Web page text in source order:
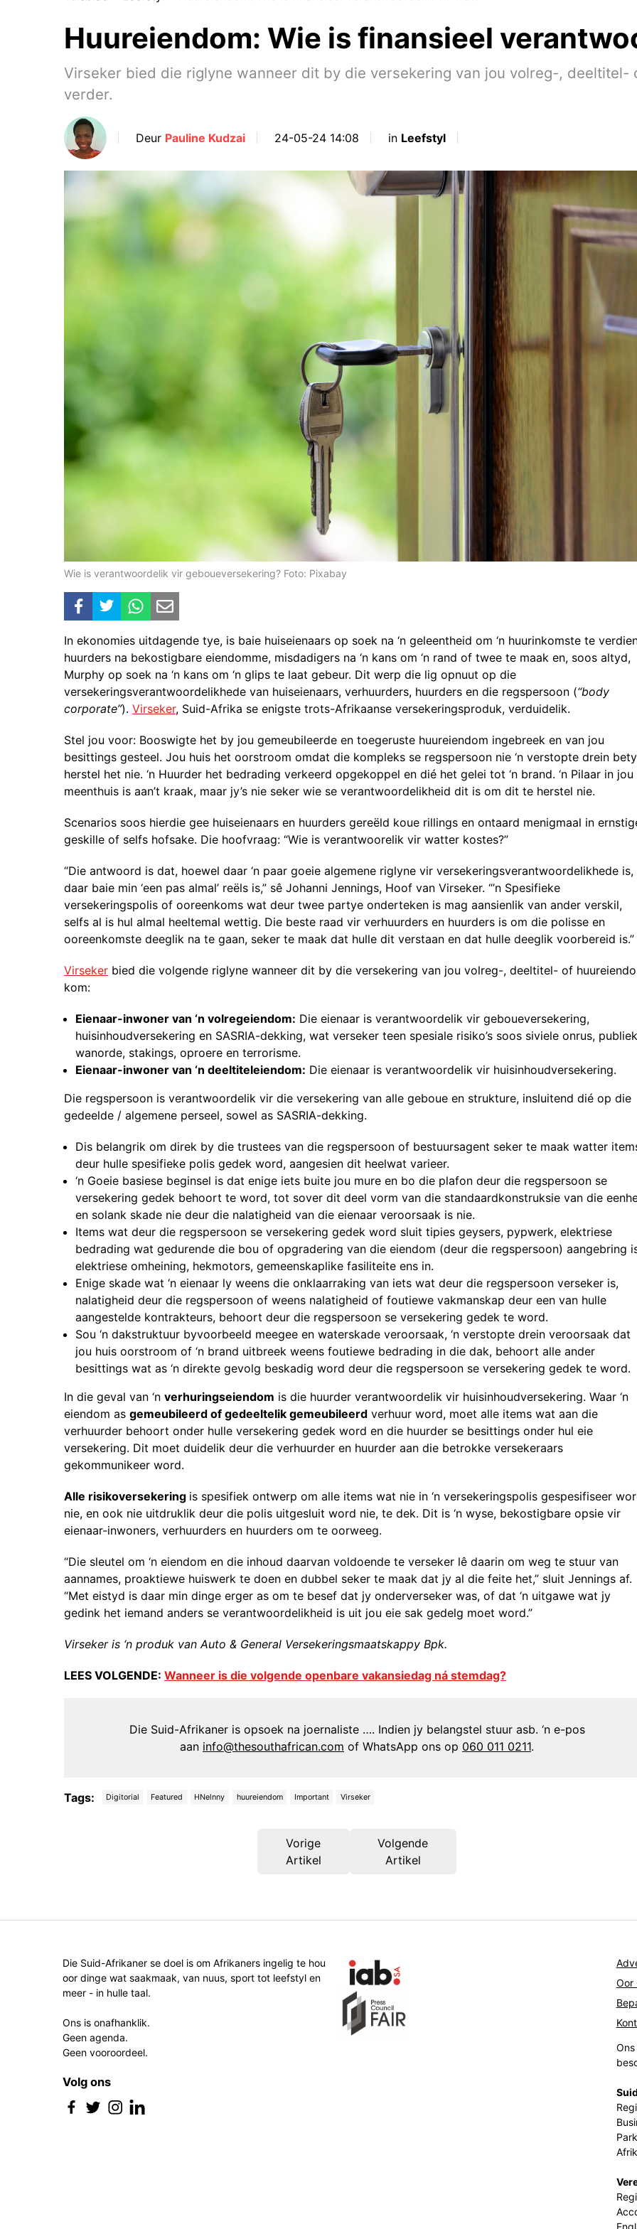
Huureiendom: Wie is finansieel
Virseker bied die riglyne wanneer dit by die versekering van jou volreg-, deeltitel-
verder.
Deur Pauline Kudzai 24-05-24 14:08 in Leefstyl
Wie is verantwoordelik vir geboueversekering? Foto: Pixabay
In ekonomies uitdagende tye, is baie huiseienaars op soek na ‘n geleentheid om ‘n huurinkomste te
huurders na bekostigbare eiendomme, misdadigers na ‘n kans om ‘n rand of twee te maak en, soos altyd,
Murphy op soek na ‘n kans om ‘n glips te laat gebeur. Dit werp die lig opnuut op die
versekeringsverantwoordelikhede van huiseienaars, verhuurders, huurders en die regspersoon (“body
corporate”). Virseker, Suid-Afrika se enigste trots-Afrikaanse versekeringsproduk, verduidelik.
Stel jou voor: Booswigte het by jou gemeubileerde en toegeruste huureiendom ingebreek en van jou
besittings gesteel. Jou huis het oorstroom omdat die kompleks se regspersoon nie ‘n verstopte drein
herstel het nie. ‘n Huurder het bedrading verkeerd opgekoppel en dié het gelei tot ‘n brand. ‘n Pilaar in jou
meenthuis is aan’t kraak, maar jy’s nie seker wie se verantwoordelikheid dit is om dit te herstel nie.
Scenarios soos hierdie gee huiseienaars en huurders gereëld koue rillings en ontaard menigmaal in
geskille of selfs hofsake. Die hoofvraag: “Wie is verantwoorelik vir watter kostes?”
“Die antwoord is dat, hoewel daar ‘n paar goeie algemene riglyne vir versekeringsverantwoordelikhede is,
daar baie min ‘een pas almal’ reëls is,” sê Johanni Jennings, Hoof van Virseker. “’n Spesifieke
versekeringspolis of ooreenkoms wat deur twee partye onderteken is mag aansienlik van ander verskil,
selfs al is hul almal heeltemal wettig. Die beste raad vir verhuurders en huurders is om die polisse en
ooreenkomste deeglik na te gaan, seker te maak dat hulle dit verstaan en dat hulle deeglik voorbereid is.”
Virseker bied die volgende riglyne wanneer dit by die versekering van jou volreg-, deeltitel- of
kom:
Eienaar-inwoner van ‘n volregeiendom: Die eienaar is verantwoordelik vir geboueversekering,
huisinhoudversekering en SASRIA-dekking, wat verseker teen spesiale risiko’s soos siviele onrus,
wanorde, stakings, oproere en terrorisme.
Eienaar-inwoner van ‘n deeltiteleiendom: Die eienaar is verantwoordelik vir huisinhoudversekering.
Die regspersoon is verantwoordelik vir die versekering van alle geboue en strukture, insluitend dié op die
gedeelde / algemene perseel, sowel as SASRIA-dekking.
Dis belangrik om direk by die trustees van die regspersoon of bestuursagent seker te maak watter
deur hulle spesifieke polis gedek word, aangesien dit heelwat varieer.
‘n Goeie basiese beginsel is dat enige iets buite jou mure en bo die plafon deur die regspersoon se
versekering gedek behoort te word, tot sover dit deel vorm van die standaardkonstruksie van die
en solank skade nie deur die nalatigheid van die eienaar veroorsaak is nie.
Items wat deur die regspersoon se versekering gedek word sluit tipies geysers, pypwerk, elektriese
bedrading wat gedurende die bou of opgradering van die eiendom (deur die regspersoon) aangebring
elektriese omheining, hekmotors, gemeenskaplike fasiliteite ens in.
Enige skade wat ‘n eienaar ly weens die onklaarraking van iets wat deur die regspersoon verseker is,
nalatigheid deur die regspersoon of weens nalatigheid of foutiewe vakmanskap deur een van hulle
aangestelde kontrakteurs, behoort deur die regspersoon se versekering gedek te word.
Sou ‘n dakstruktuur byvoorbeeld meegee en waterskade veroorsaak, ‘n verstopte drein veroorsaak dat
jou huis oorstroom of ‘n brand uitbreek weens foutiewe bedrading in die dak, behoort alle ander
besittings wat as ‘n direkte gevolg beskadig word deur die regspersoon se versekering gedek te word.
In die geval van ‘n verhuringseiendom is die huurder verantwoordelik vir huisinhoudversekering. Waar ‘n
eiendom as gemeubileerd of gedeeltelik gemeubileerd verhuur word, moet alle items wat aan die
verhuurder behoort onder hulle versekering gedek word en die huurder se besittings onder hul eie
versekering. Dit moet duidelik deur die verhuurder en huurder aan die betrokke versekeraars
gekommunikeer word.
Alle risikoversekering is spesifiek ontwerp om alle items wat nie in ‘n versekeringspolis gespesifiseer
nie, en ook nie uitdruklik deur die polis uitgesluit word nie, te dek. Dit is ‘n wyse, bekostigbare opsie vir
eienaar-inwoners, verhuurders en huurders om te oorweeg.
“Die sleutel om ‘n eiendom en die inhoud daarvan voldoende te verseker lê daarin om weg te stuur van
aannames, proaktiewe huiswerk te doen en dubbel seker te maak dat jy al die feite het,” sluit Jennings af.
“Met eistyd is daar min dinge erger as om te besef dat jy onderverseker was, of dat ‘n uitgawe wat jy
gedink het iemand anders se verantwoordelikheid is uit jou eie sak gedelg moet word.”
Virseker is ‘n produk van Auto & General Versekeringsmaatskappy Bpk.
LEES VOLGENDE: Wanneer is die volgende openbare vakansiedag ná stemdag?
Die Suid-Afrikaner is opsoek na joernaliste …. Indien jy belangstel stuur asb. ‘n e-pos
aan info@thesouthafrican.com of WhatsApp ons op 060 011 0211.
Tags: Digitorial Featured HNelnny huureiendom Important Virseker
Volgende
Artikel
Vorige
Artikel
Die Suid-Afrikaner se doel is om Afrikaners ingelig te hou
oor dinge wat saakmaak, van nuus, sport tot leefstyl en
meer - in hulle taal.
Ons is onafhanklik.
Geen agenda.
Geen vooroordeel.
Volg ons
Oor